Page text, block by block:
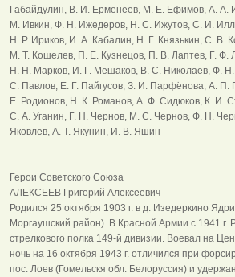
Габайдулин, В. И. Ерменеев, М. Е. Ефимов, А. А.
М. Ивкин, Ф. Н. Ижедеров, Н. С. Ижутов, С. И.
Н. Р. Ириков, И. А. Кабалин, Н. Г. Князькин, С. В.
М. Т. Кошелев, П. Е. Кузнецов, П. В. Лаптев, Г. Ф.
Н. Н. Марков, И. Г. Мешаков, В. С. Николаев, Ф.
С. Павлов, Е. Г. Пайгусов, З. И. Парфёнова, А. П.
Е. Родионов, Н. К. Романов, А. Ф. Сидюков, К. И.
С. А. Уганин, Г. Н. Чернов, М. С. Чернов, Ф. Н.
Яковлев, А. Т. Якунин, И. В. Яшин
Герои Советского Союза
АЛЕКСЕЕВ Григорий Алексеевич
Родился 25 октября 1903 г. в д. Изедеркино
Моргаушский район). В Красной Армии с 1941 г.
стрелкового полка 149-й дивизии. Воевал на
ночь на 16 октября 1943 г. отличился при
пос. Лоев (Гомельскя обл. Белоруссия) и